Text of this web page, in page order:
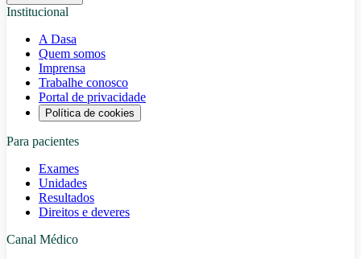
Institucional
A Dasa
Quem somos
Imprensa
Trabalhe conosco
Portal de privacidade
Política de cookies
Para pacientes
Exames
Unidades
Resultados
Direitos e deveres
Canal Médico